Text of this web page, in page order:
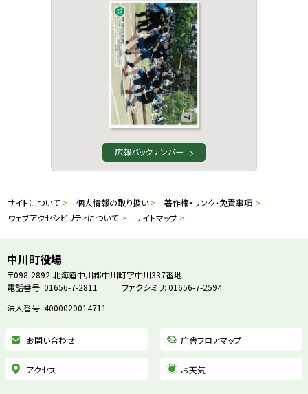
広報バックナンバー
文
る
メ
ニ
サ
ト
情
サイトについて 個人情報の取り扱い
著作権・リンク・免責事項
ウェブアクセシビリティについて
サイトマップ
中川町役場
〒098-2892 北海道中川郡中川町字中川337番地
電話番号: 01656-7-2811
ファクシミリ: 01656-7-2594
法人番号: 4000020014711
お問い合わせ 庁舎フロアマップ
アクセス お天気